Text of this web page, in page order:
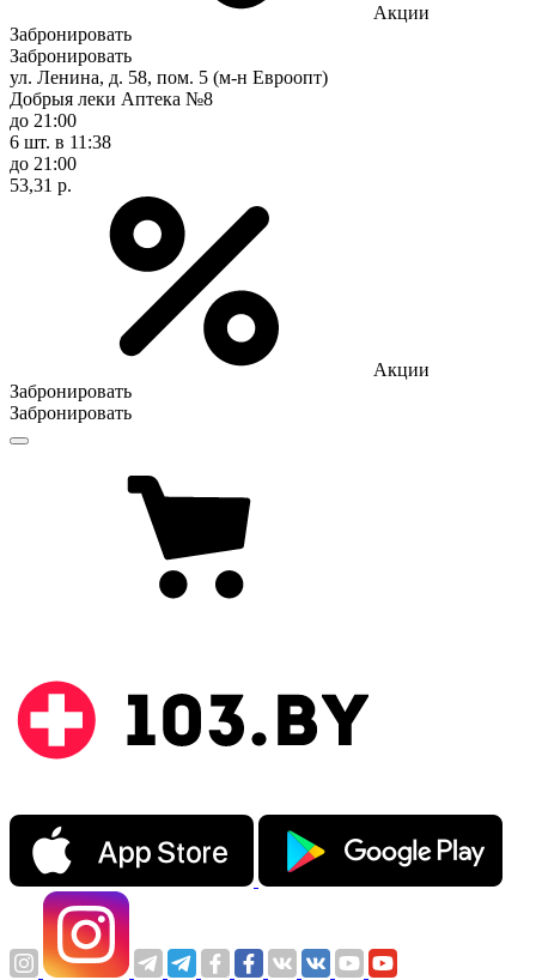
Акции
Забронировать
Забронировать
ул. Ленина, д. 58, пом. 5 (м-н Евроопт)
Добрыя леки Аптека №8
до 21:00
6 шт. в 11:38
до 21:00
53,31 р.
Акции
Забронировать
Забронировать